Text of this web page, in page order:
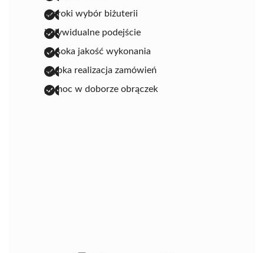
szeroki wybór biżuterii
indywidualne podejście
wysoka jakość wykonania
szybka realizacja zamówień
pomoc w doborze obrączek